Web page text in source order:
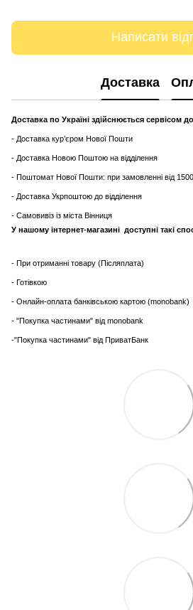
Написати
Доставка
Доставка по Україні здійснюється сервісом
- Доставка кур’єром Нової Пошти
- Доставка Новою Поштою на відділення
- Поштомат Нової Пошти: при замовленні від
- Доставка Укрпоштою до відділення
- Самовивіз із міста Вінниця
У нашому інтернет-магазині доступні такі
- При отриманні товару (Післяплата)
- Готівкою
- Онлайн-оплата банківською картою (monobank)
- "Покупка частинами" від monobank
-"Покупка частинами" від ПриватБанк